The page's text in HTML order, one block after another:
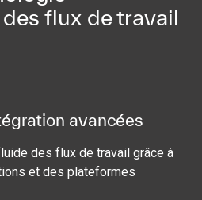
flux de travail
avancées
des flux de travail grâce à
et des plateformes